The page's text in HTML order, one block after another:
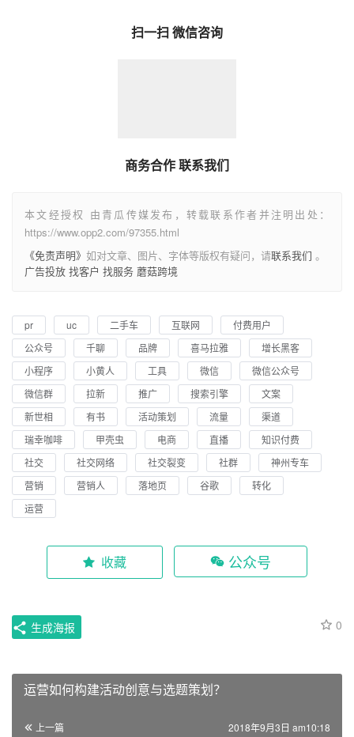
扫一扫 微信咨询
商务合作 联系我们
本文经授权 由青瓜传媒发布，转载联系作者并注明出处：
https://www.opp2.com/97355.html
《免责声明》 如对文章、图片、字体等版权有疑问，请联系我们 。
广告投放 找客户 找服务 蘑菇跨境
pr uc 二手车 互联网
付费用户
公众号
千聊 品牌 喜马拉雅
增长黑客
小程序
小黄人 工具 微信
微信公众号
微信群
拉新 推广 搜索引擎
文案
新世相
有书 活动策划 流量
渠道
瑞幸咖啡
甲壳虫 电商 直播
知识付费
社交
社交网络 社交裂变 社群
神州专车
营销
营销人 落地页 谷歌
转化
运营
收藏 公众号
0
生成海报
运营如何构建活动创意与选题策划？
上一篇 2018年9月3日 am10:18